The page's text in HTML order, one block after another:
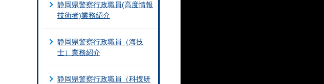
静岡県警察行政職員(高度情報
技術者)業務紹介
静岡県警察行政職員（海技
士）業務紹介
静岡県警察行政職員（科捜研